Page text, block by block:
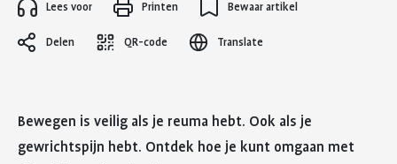
Lees voor Printen Bewaar artikel
Delen QR-code Translate
Bewegen is veilig als je reuma hebt. Ook als je
gewrichtspijn hebt. Ontdek hoe je kunt omgaan met